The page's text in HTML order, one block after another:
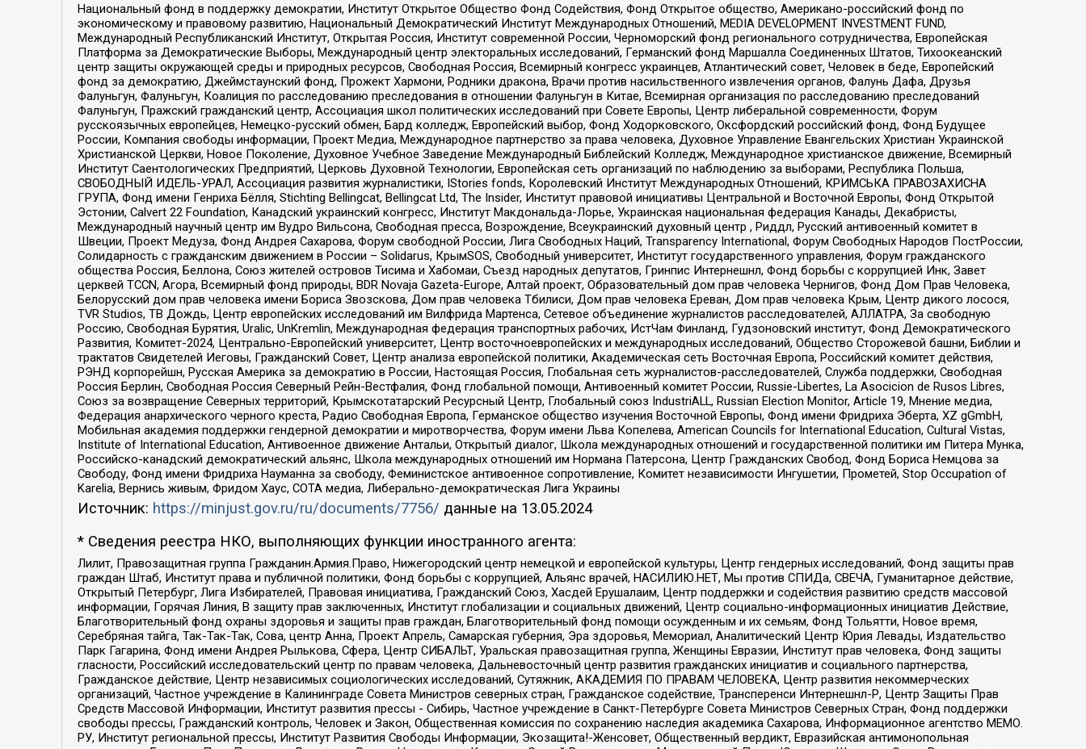
Национальный фонд в поддержку демократии, Институт Открытое Общество Фонд Содействия, Фонд Открытое общество, Американо-российский фонд по
экономическому и правовому развитию, Национальный Демократический Институт Международных Отношений, MEDIA DEVELOPMENT INVESTMENT FUND,
Международный Республиканский Институт, Открытая Россия, Институт современной России, Черноморский фонд регионального сотрудничества, Европейская
Платформа за Демократические Выборы, Международный центр электоральных исследований, Германский фонд Маршалла Соединенных Штатов, Тихоокеанский
центр защиты окружающей среды и природных ресурсов, Свободная Россия, Всемирный конгресс украинцев, Атлантический совет, Человек в беде, Европейский
фонд за демократию, Джеймстаунский фонд, Прожект Хармони, Родники дракона, Врачи против насильственного извлечения органов, Фалунь Дафа, Друзья
Фалуньгун, Фалуньгун, Коалиция по расследованию преследования в отношении Фалуньгун в Китае, Всемирная организация по расследованию преследований
Фалуньгун, Пражский гражданский центр, Ассоциация школ политических исследований при Совете Европы, Центр либеральной современности, Форум
русскоязычных европейцев, Немецко-русский обмен, Бард колледж, Европейский выбор, Фонд Ходорковского, Оксфордский российский фонд, Фонд Будущее
России, Компания свободы информации, Проект Медиа, Международное партнерство за права человека, Духовное Управление Евангельских Христиан Украинской
Христианской Церкви, Новое Поколение, Духовное Учебное Заведение Международный Библейский Колледж, Международное христианское движение, Всемирный
Институт Саентологических Предприятий, Церковь Духовной Технологии, Европейская сеть организаций по наблюдению за выборами, Республика Польша,
СВОБОДНЫЙ ИДЕЛЬ-УРАЛ, Ассоциация развития журналистики, IStories fonds, Королевский Институт Международных Отношений, КРИМСЬКА ПРАВОЗАХИСНА
ГРУПА, Фонд имени Генриха Бёлля, Stichting Bellingcat, Bellingcat Ltd, The Insider, Институт правовой инициативы Центральной и Восточной Европы, Фонд Открытой
Эстонии, Calvert 22 Foundation, Канадский украинский конгресс, Институт Макдональда-Лорье, Украинская национальная федерация Канады, Декабристы,
Международный научный центр им Вудро Вильсона, Свободная пресса, Возрождение, Всеукраинский духовный центр , Риддл, Русский антивоенный комитет в
Швеции, Проект Медуза, Фонд Андрея Сахарова, Форум свободной России, Лига Свободных Наций, Transparеncy International, Форум Свободных Народов ПостРоссии,
Солидарность с гражданским движением в России – Solidarus, КрымSOS, Свободный университет, Институт государственного управления, Форум гражданского
общества Россия, Беллона, Союз жителей островов Тисима и Хабомаи, Съезд народных депутатов, Гринпис Интернешнл, Фонд борьбы с коррупцией Инк, Завет
церквей TCCN, Агора, Всемирный фонд природы, BDR Novaja Gazeta-Europe, Алтай проект, Образовательный дом прав человека Чернигов, Фонд Дом Прав Человека,
Белорусский дом прав человека имени Бориса Звозскова, Дом прав человека Тбилиси, Дом прав человека Ереван, Дом прав человека Крым, Центр дикого лосося,
TVR Studios, ТВ Дождь, Центр европейских исследований им Вилфрида Мартенса, Сетевое объединение журналистов расследователей, АЛЛАТРА, За свободную
Россию, Свободная Бурятия, Uralic, UnKremlin, Международная федерация транспортных рабочих, ИстЧам Финланд, Гудзоновский институт, Фонд Демократического
Развития, Комитет-2024, Центрально-Европейский университет, Центр восточноевропейских и международных исследований, Общество Сторожевой башни, Библии и
трактатов Свидетелей Иеговы, Гражданский Совет, Центр анализа европейской политики, Академическая сеть Восточная Европа, Российский комитет действия,
РЭНД корпорейшн, Русская Америка за демократию в России, Настоящая Россия, Глобальная сеть журналистов-расследователей, Служба поддержки, Свободная
Россия Берлин, Свободная Россия Северный Рейн-Вестфалия, Фонд глобальной помощи, Антивоенный комитет России, Russie-Libertes, La Asocicion de Rusos Libres,
Союз за возвращение Северных территорий, Крымскотатарский Ресурсный Центр, Глобальный союз IndustriALL, Russian Election Monitor, Article 19, Мнение медиа,
Федерация анархического черного креста, Радио Свободная Европа, Германское общество изучения Восточной Европы, Фонд имени Фридриха Эберта, XZ gGmbH,
Мобильная академия поддержки гендерной демократии и миротворчества, Форум имени Льва Копелева, American Councils for International Education, Cultural Vistas,
Institute of International Education, Антивоенное движение Антальи, Открытый диалог, Школа международных отношений и государственной политики им Питера Мунка,
Российско-канадский демократический альянс, Школа международных отношений им Нормана Патерсона, Центр Гражданских Свобод, Фонд Бориса Немцова за
Свободу, Фонд имени Фридриха Науманна за свободу, Феминистское антивоенное сопротивление, Комитет независимости Ингушетии, Прометей, Stop Occupation of
Karelia, Вернись живым, Фридом Хаус, СОТА медиа, Либерально-демократическая Лига Украины
Источник: https://minjust.gov.ru/ru/documents/7756/ данные на 13.05.2024
* Сведения реестра НКО, выполняющих функции иностранного агента:
Лилит, Правозащитная группа Гражданин.Армия.Право, Нижегородский центр немецкой и европейской культуры, Центр гендерных исследований, Фонд защиты прав
граждан Штаб, Институт права и публичной политики, Фонд борьбы с коррупцией, Альянс врачей, НАСИЛИЮ.НЕТ, Мы против СПИДа, СВЕЧА, Гуманитарное действие,
Открытый Петербург, Лига Избирателей, Правовая инициатива, Гражданский Союз, Хасдей Ерушалаим, Центр поддержки и содействия развитию средств массовой
информации, Горячая Линия, В защиту прав заключенных, Институт глобализации и социальных движений, Центр социально-информационных инициатив Действие,
Благотворительный фонд охраны здоровья и защиты прав граждан, Благотворительный фонд помощи осужденным и их семьям, Фонд Тольятти, Новое время,
Серебряная тайга, Так-Так-Так, Сова, центр Анна, Проект Апрель, Самарская губерния, Эра здоровья, Мемориал, Аналитический Центр Юрия Левады, Издательство
Парк Гагарина, Фонд имени Андрея Рылькова, Сфера, Центр СИБАЛЬТ, Уральская правозащитная группа, Женщины Евразии, Институт прав человека, Фонд защиты
гласности, Российский исследовательский центр по правам человека, Дальневосточный центр развития гражданских инициатив и социального партнерства,
Гражданское действие, Центр независимых социологических исследований, Сутяжник, АКАДЕМИЯ ПО ПРАВАМ ЧЕЛОВЕКА, Центр развития некоммерческих
организаций, Частное учреждение в Калининграде Совета Министров северных стран, Гражданское содействие, Трансперенси Интернешнл-Р, Центр Защиты Прав
Средств Массовой Информации, Институт развития прессы - Сибирь, Частное учреждение в Санкт-Петербурге Совета Министров Северных Стран, Фонд поддержки
свободы прессы, Гражданский контроль, Человек и Закон, Общественная комиссия по сохранению наследия академика Сахарова, Информационное агентство МЕМО.
РУ, Институт региональной прессы, Институт Развития Свободы Информации, Экозащита!-Женсовет, Общественный вердикт, Евразийская антимонопольная